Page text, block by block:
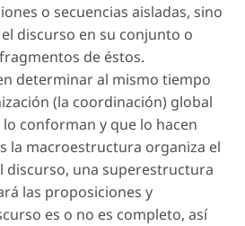
o secuencias aisladas, sino
discurso en su conjunto o
de éstos.
determinar al mismo tiempo
(la coordinación) global
conforman y que lo hacen
la macroestructura organiza el
discurso, una superestructura
las proposiciones y
es o no es completo, así